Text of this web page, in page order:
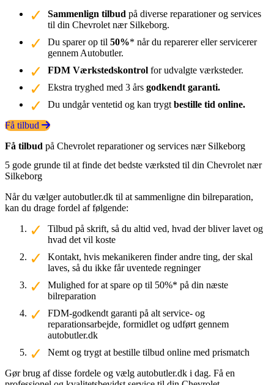
Sammenlign tilbud på diverse reparationer og services
til din Chevrolet nær Silkeborg.
Du sparer op til 50%* når du reparerer eller servicerer
gennem Autobutler.
FDM Værkstedskontrol for udvalgte værksteder.
Ekstra tryghed med 3 års godkendt garanti.
Du undgår ventetid og kan trygt bestille tid online.
Få tilbud
Få tilbud på Chevrolet reparationer og services nær Silkeborg
5 gode grunde til at finde det bedste værksted til din Chevrolet nær
Silkeborg
Når du vælger autobutler.dk til at sammenligne din bilreparation,
kan du drage fordel af følgende:
Tilbud på skrift, så du altid ved, hvad der bliver lavet og
hvad det vil koste
Kontakt, hvis mekanikeren finder andre ting, der skal
laves, så du ikke får uventede regninger
Mulighed for at spare op til 50%* på din næste
bilreparation
FDM-godkendt garanti på alt service- og
reparationsarbejde, formidlet og udført gennem
autobutler.dk
Nemt og trygt at bestille tilbud online med prismatch
Gør brug af disse fordele og vælg autobutler.dk i dag. Få en